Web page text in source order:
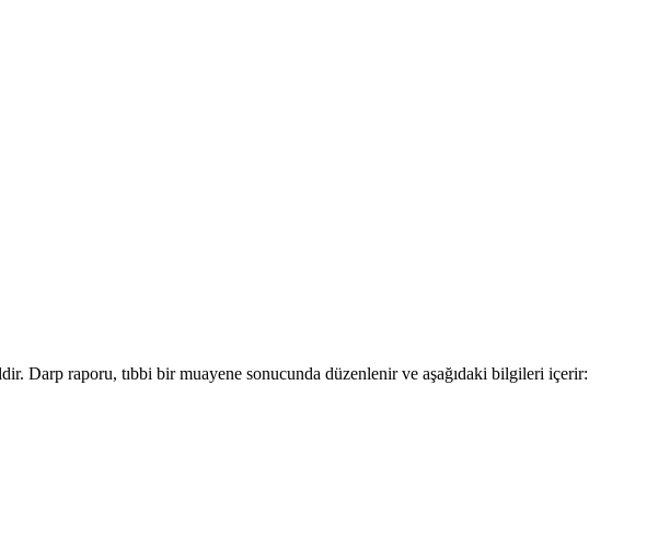
Darp raporu, tıbbi bir muayene sonucunda düzenlenir ve aşağıdaki bilgileri içerir: